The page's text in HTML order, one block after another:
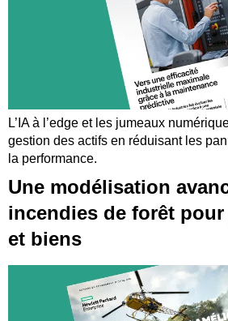
L’IA à l’edge et les jumeaux
gestion des actifs en réduisant les
la performance.
Une modélisation
incendies de forêt
et biens